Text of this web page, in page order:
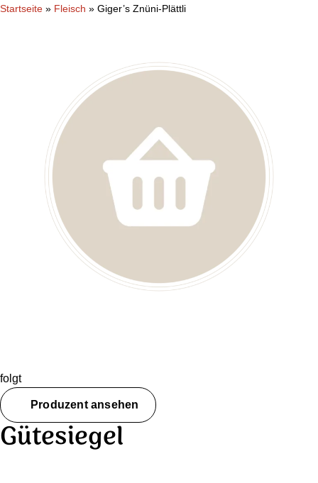
Startseite » Fleisch » Giger’s Znüni-Plättli
folgt
Produzent ansehen
Gütesiegel